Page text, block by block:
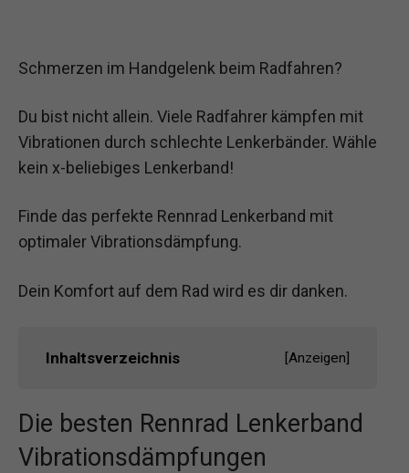
Schmerzen im Handgelenk beim Radfahren?
Du bist nicht allein. Viele Radfahrer kämpfen mit
Vibrationen durch schlechte Lenkerbänder. Wähle
kein x-beliebiges Lenkerband!
Finde das perfekte Rennrad Lenkerband mit
optimaler Vibrationsdämpfung.
Dein Komfort auf dem Rad wird es dir danken.
Inhaltsverzeichnis [Anzeigen]
Die besten Rennrad Lenkerband
Vibrationsdämpfungen